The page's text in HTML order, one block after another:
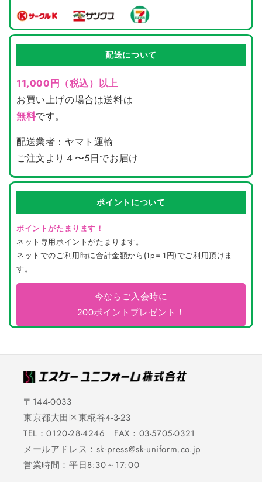
配送について
11,000円（税込）以上
お買い上げの場合は送料は
無料です。
配送業者：ヤマト運輸
ご注文より４〜5日でお届け
ポイントについて
ポイントがたまります！
ネット専用ポイントがたまります。
ネットでのご利用時に合計金額から(1p＝1円)でご利用頂けま
す。
今ならご入会時に
200ポイントプレゼント！
〒144-0033
東京都大田区東糀谷4-3-23
TEL：0120-28-4246 FAX：03-5705-0321
メールアドレス：sk-press@sk-uniform.co.jp
営業時間：平日8:30～17:00